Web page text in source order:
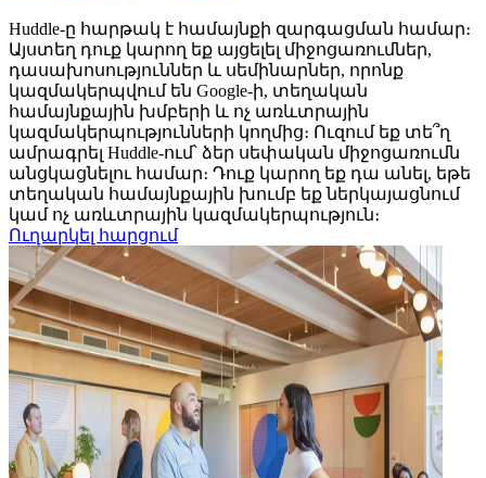
Huddle-ը հարթակ է համայնքի զարգացման համար։
Այստեղ դուք կարող եք այցելել միջոցառումներ,
դասախոսություններ և սեմինարներ, որոնք
կազմակերպվում են Google-ի, տեղական
համայնքային խմբերի և ոչ առևտրային
կազմակերպությունների կողմից։ Ուզում եք տե՞ղ
ամրագրել Huddle-ում՝ ձեր սեփական միջոցառումն
անցկացնելու համար։ Դուք կարող եք դա անել, եթե
տեղական համայնքային խումբ եք ներկայացնում
կամ ոչ առևտրային կազմակերպություն։
Ուղարկել հարցում